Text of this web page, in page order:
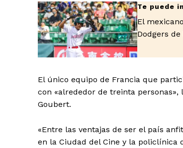
El
Dodgers
El único equipo de Francia que
con «alrededor de treinta
Goubert.
«Entre las ventajas de ser el país
en la Ciudad del Cine y la policlínica